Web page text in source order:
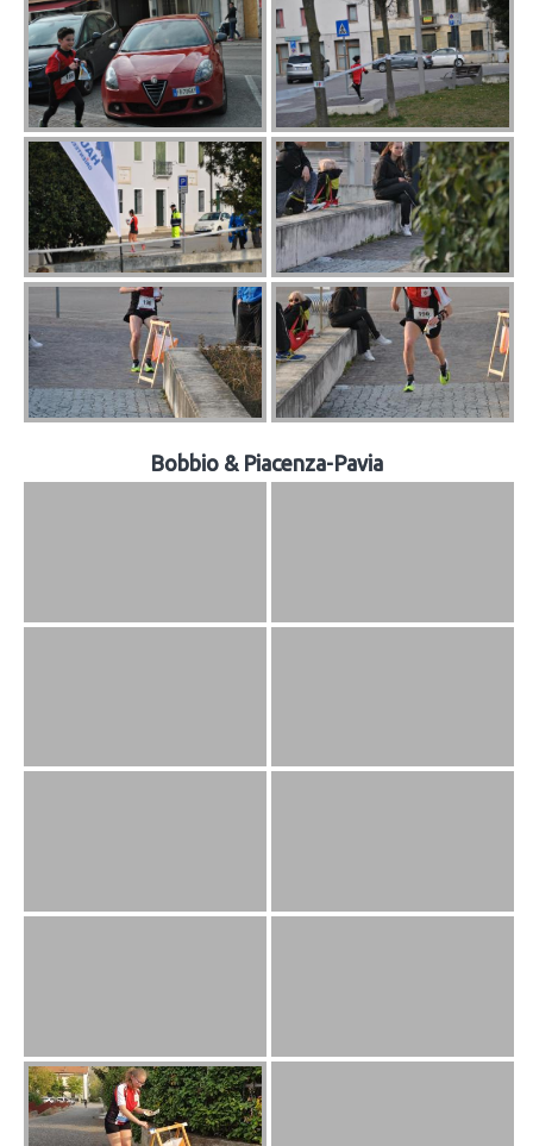
Bobbio & Piacenza-Pavia